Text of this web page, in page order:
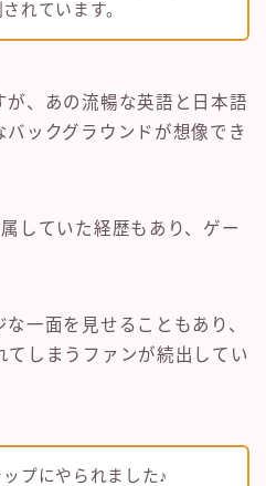
れています。
が、あの流暢な英語と日本語
ックグラウンドが想像でき
していた経歴もあり、ゲー
一面を見せることもあり、
てしまうファンが続出してい
プにやられました♪